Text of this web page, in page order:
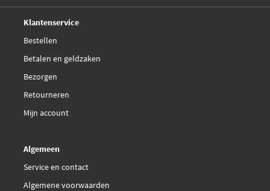
Klantenservice
Bestellen
Betalen en geldzaken
Bezorgen
Retourneren
Mijn account
Algemeen
Service en contact
Algemene voorwaarden